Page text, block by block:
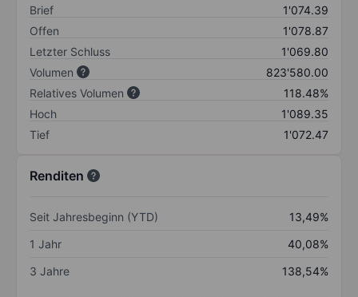
Brief
1'074.39
Offen
1'078.87
Letzter Schluss
1'069.80
Volumen
823'580.00
Relatives Volumen
118.48%
Hoch
1'089.35
Tief
1'072.47
Renditen
Seit Jahresbeginn (YTD)
13,49%
1 Jahr
40,08%
3 Jahre
138,54%